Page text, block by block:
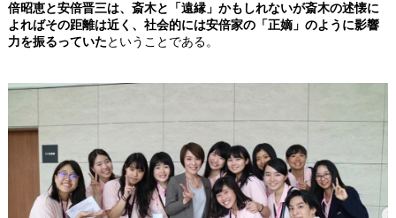
倍昭恵と安倍晋三は、斎木と「遠縁」かもしれないが斎木の述懐に
よればその距離は近く、社会的には安倍家の「正嫡」のように影響
力を振るっていたということである。